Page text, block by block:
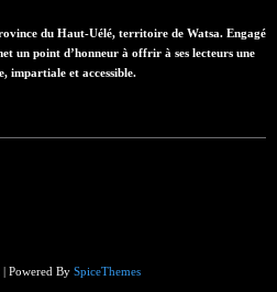
du Haut-Uélé, territoire de Watsa. Engagé
un point d’honneur à offrir à ses lecteurs une
impartiale et accessible.
Powered By SpiceThemes